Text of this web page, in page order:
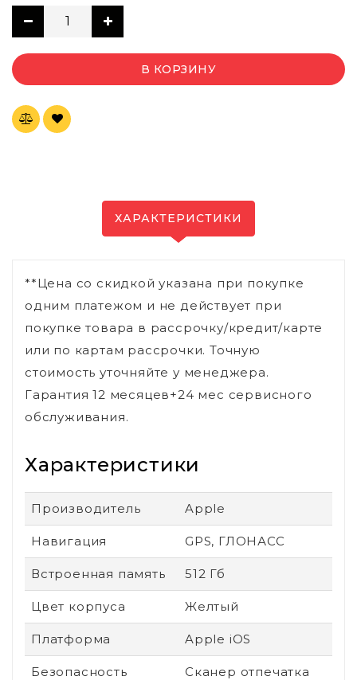
В КОРЗИНУ
ХАРАКТЕРИСТИКИ
**Цена со скидкой указана при покупке
одним платежом и не действует при
покупке товара в рассрочку/кредит/карте
или по картам рассрочки. Точную
стоимость уточняйте у менеджера.
Гарантия 12 месяцев+24 мес сервисного
обслуживания.
Характеристики
Производитель Apple
Навигация GPS, ГЛОНАСС
Встроенная память 512 Гб
Цвет корпуса Желтый
Платформа Apple iOS
Безопасность
Сканер отпечатка